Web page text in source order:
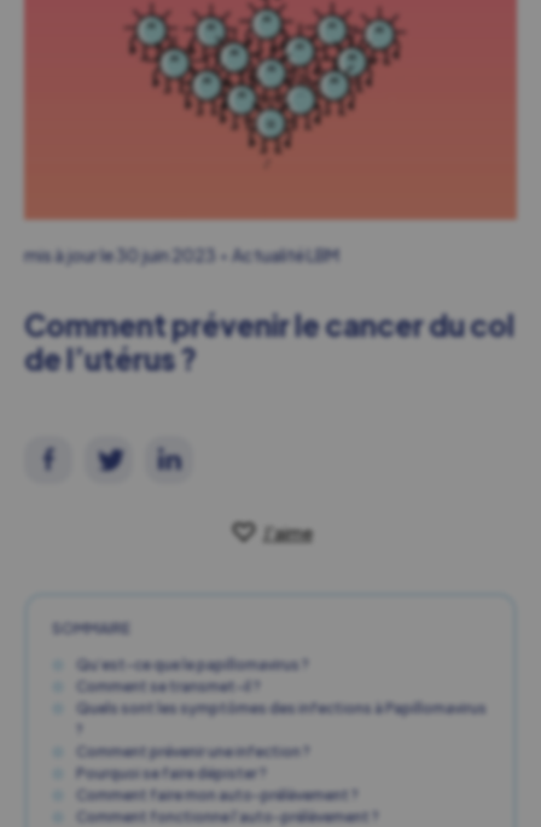
mis à jour le 30 juin 2023 Actualité LBM
Comment prévenir le cancer du col
de l’utérus ?
J'aime
SOMMAIRE
Qu’est-ce que le papillomavirus ?
Comment se transmet-il ?
Quels sont les symptômes des infections à Papillomavirus
Comment prévenir une infection ?
Pourquoi se faire dépister ?
Comment faire mon auto-prélèvement ?
Comment fonctionne l’auto-prélèvement ?